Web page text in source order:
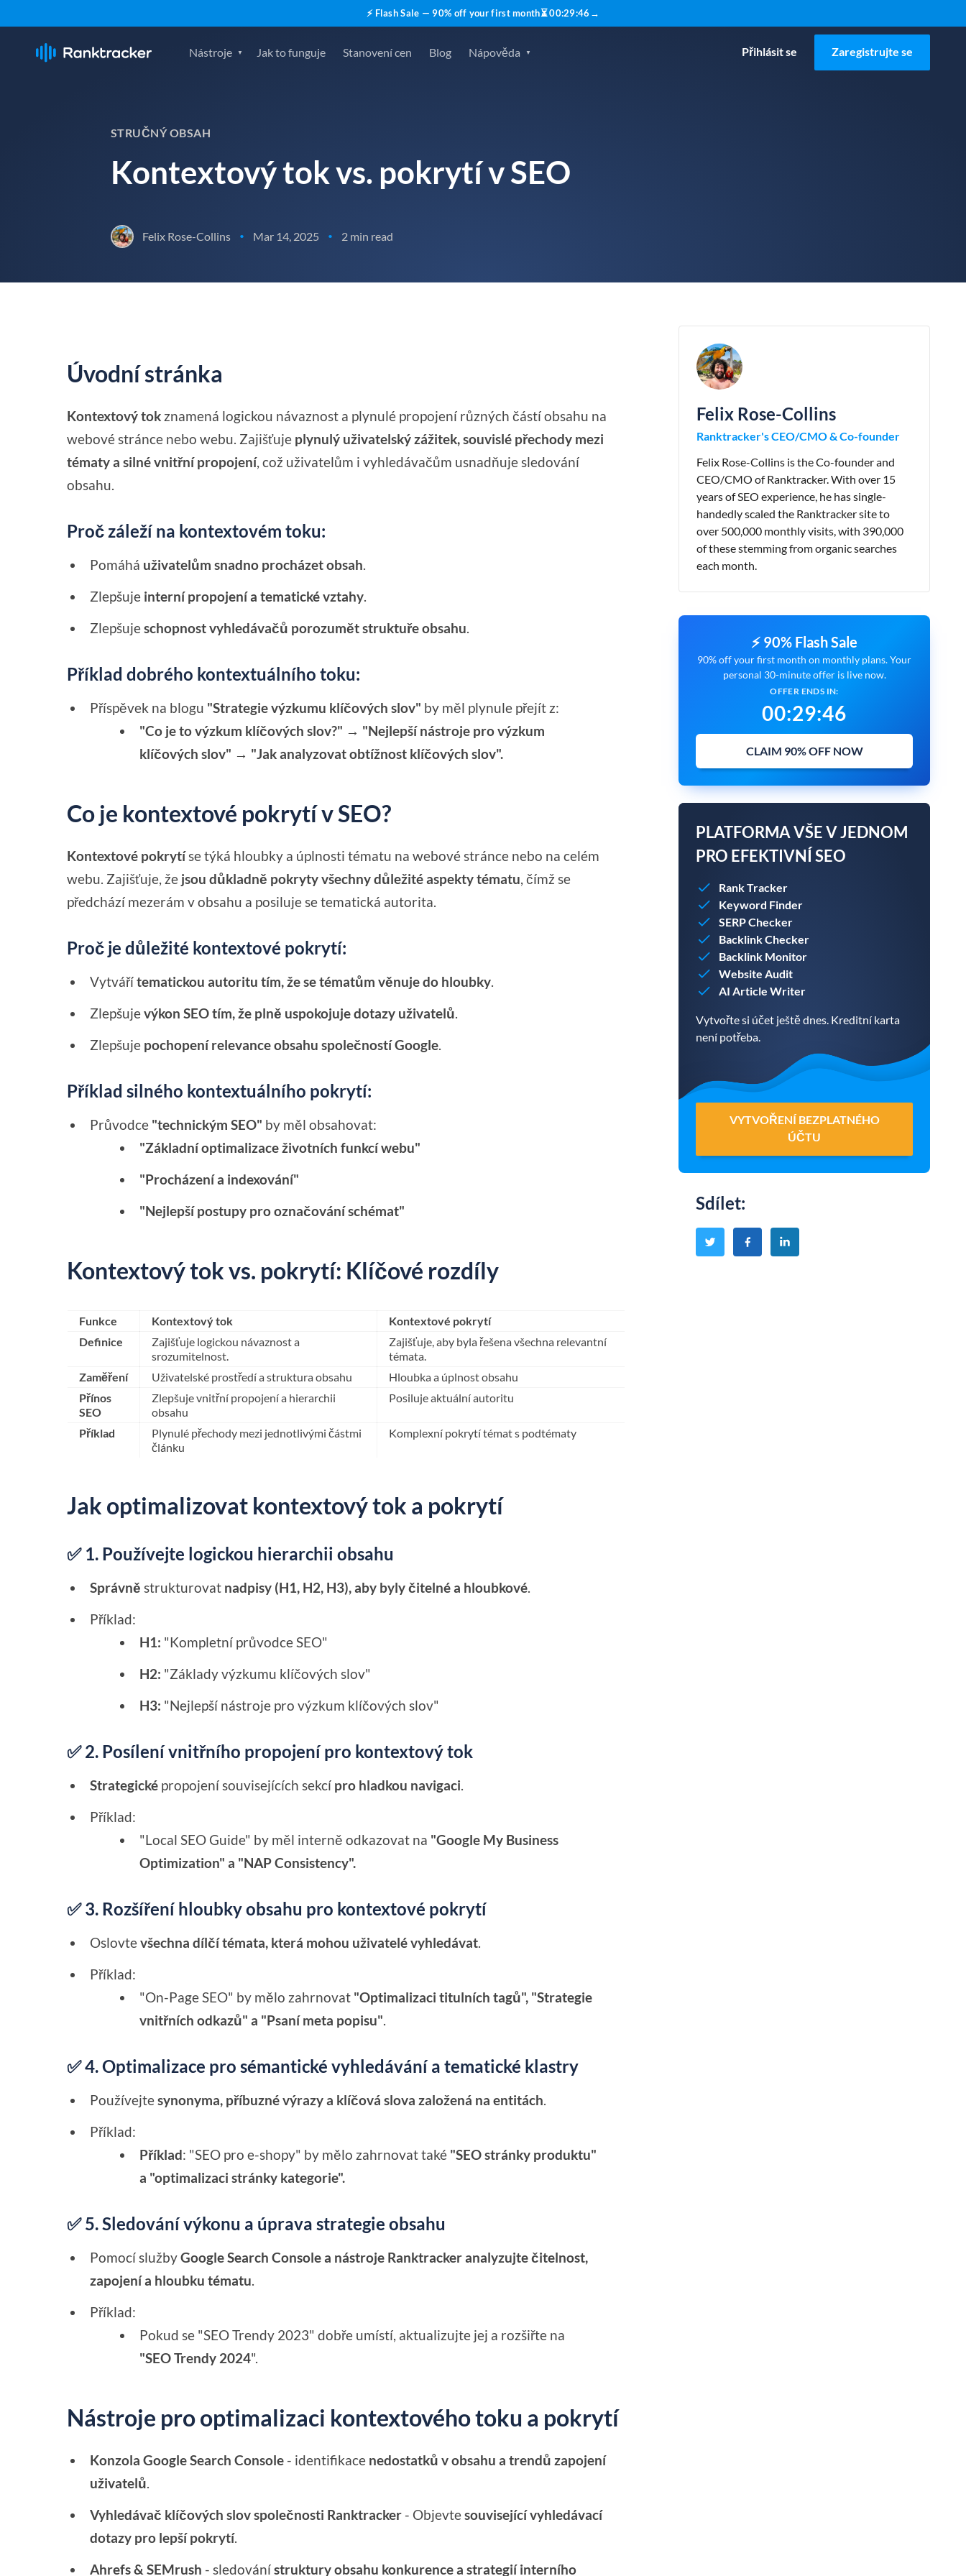
⚡ Flash Sale — 90% off your first month⏳00:29:45 →
Nástroje Jak to funguje Stanovení cen Blog Nápověda Přihlásit se Zaregistrujte se
STRUČNÝ OBSAH
Kontextový tok vs. pokrytí v SEO
Felix Rose-Collins • Mar 14, 2025 • 2 min read
Úvodní stránka
Kontextový tok znamená logickou návaznost a plynulé propojení různých částí obsahu na
webové stránce nebo webu. Zajišťuje plynulý uživatelský zážitek, souvislé přechody mezi
tématy a silné vnitřní propojení, což uživatelům i vyhledávačům usnadňuje sledování
obsahu.
Proč záleží na kontextovém toku:
Pomáhá uživatelům snadno procházet obsah.
Zlepšuje interní propojení a tematické vztahy.
Zlepšujeschopnost vyhledávačů porozumět struktuře obsahu.
Příklad dobrého kontextuálního toku:
Příspěvek na blogu "Strategie výzkumu klíčových slov" by měl plynule přejít z:
"Co je to výzkum klíčových slov?" → "Nejlepší nástroje pro výzkum
klíčových slov" → "Jak analyzovat obtížnost klíčových slov".
Co je kontextové pokrytí v SEO?
Kontextové pokrytíse týká hloubky a úplnosti tématu na webové stránce nebo na celém
webu. Zajišťuje, že jsou důkladně pokryty všechny důležité aspekty tématu, čímž se
předchází mezerám v obsahu a posiluje se tematická autorita.
Proč je důležité kontextové pokrytí:
Vytvářítematickou autoritu tím, že se tématům věnuje do hloubky.
Zlepšujevýkon SEO tím, že plně uspokojuje dotazy uživatelů.
Zlepšuje pochopení relevance obsahu společností Google.
Příklad silného kontextuálního pokrytí:
Průvodce "technickým SEO" by měl obsahovat:
"Základní optimalizace životních funkcí webu"
"Procházení a indexování"
"Nejlepší postupy pro označování schémat"
Kontextový tok vs. pokrytí: Klíčové rozdíly
Funkce Kontextový tok
Kontextové pokrytí
Definice
Zajišťuje logickou návaznost a
srozumitelnost.
Zajišťuje, aby byla řešena všechna relevantní
témata.
Zaměření
Uživatelské prostředí a struktura obsahu
Hloubka a úplnost obsahu
Přínos
SEO
Zlepšuje vnitřní propojení a hierarchii
obsahu
Posiluje aktuální autoritu
Příklad
Plynulé přechody mezi jednotlivými částmi
článku
Komplexní pokrytí témat s podtématy
Jak optimalizovat kontextový tok a pokrytí
✅ 1. Používejte logickou hierarchii obsahu
Správně strukturovat nadpisy (H1, H2, H3), aby byly čitelné a hloubkové.
Příklad:
H1: "Kompletní průvodce SEO"
H2: "Základy výzkumu klíčových slov"
H3: "Nejlepší nástroje pro výzkum klíčových slov"
✅ 2. Posílení vnitřního propojení pro kontextový tok
Strategické propojení souvisejících sekcí pro hladkou navigaci.
Příklad:
"Local SEO Guide" by měl interně odkazovat na "Google My Business
Optimization" a "NAP Consistency".
✅ 3. Rozšíření hloubky obsahu pro kontextové pokrytí
Oslovtevšechna dílčí témata, která mohou uživatelé vyhledávat.
Příklad:
"On-Page SEO" by mělo zahrnovat "Optimalizaci titulních tagů", "Strategie
vnitřních odkazů" a "Psaní meta popisu".
✅ 4. Optimalizace pro sémantické vyhledávání a tematické klastry
Používejtesynonyma, příbuzné výrazy a klíčová slova založená na entitách.
Příklad:
Příklad: "SEO pro e-shopy" by mělo zahrnovat také "SEO stránky produktu"
a "optimalizaci stránky kategorie".
✅ 5. Sledování výkonu a úprava strategie obsahu
Pomocí službyGoogle Search Console a nástroje Ranktracker analyzujte čitelnost,
zapojení a hloubku tématu.
Příklad:
Pokud se "SEO Trendy 2023" dobře umístí, aktualizujte jej a rozšiřte na
"SEO Trendy 2024".
Nástroje pro optimalizaci kontextového toku a pokrytí
Konzola Google Search Console - identifikace nedostatků v obsahu a trendů zapojení
uživatelů.
Vyhledávač klíčových slov společnosti Ranktracker - Objevtesouvisející vyhledávací
dotazy pro lepší pokrytí.
Ahrefs & SEMrush - sledovánístruktury obsahu konkurence a strategií interního
Felix Rose-Collins
Ranktracker's CEO/CMO & Co-founder
Felix Rose-Collins is the Co-founder and
CEO/CMO of Ranktracker. With over 15
years of SEO experience, he has single-
handedly scaled the Ranktracker site to
over 500,000 monthly visits, with 390,000
of these stemming from organic searches
each month.
⚡ 90% Flash Sale
90% off your first month on monthly plans. Your
personal 30-minute offer is live now.
OFFER ENDS IN:
00:29:45
CLAIM 90% OFF NOW
PLATFORMA VŠE V JEDNOM
PRO EFEKTIVNÍ SEO
Rank Tracker
Keyword Finder
SERP Checker
Backlink Checker
Backlink Monitor
Website Audit
AI Article Writer
Vytvořte si účet ještě dnes. Kreditní karta
není potřeba.
VYTVOŘENÍ BEZPLATNÉHO
ÚČTU
Sdílet: